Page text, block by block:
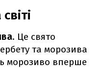
. Це свято
та морозива
морозиво вперше